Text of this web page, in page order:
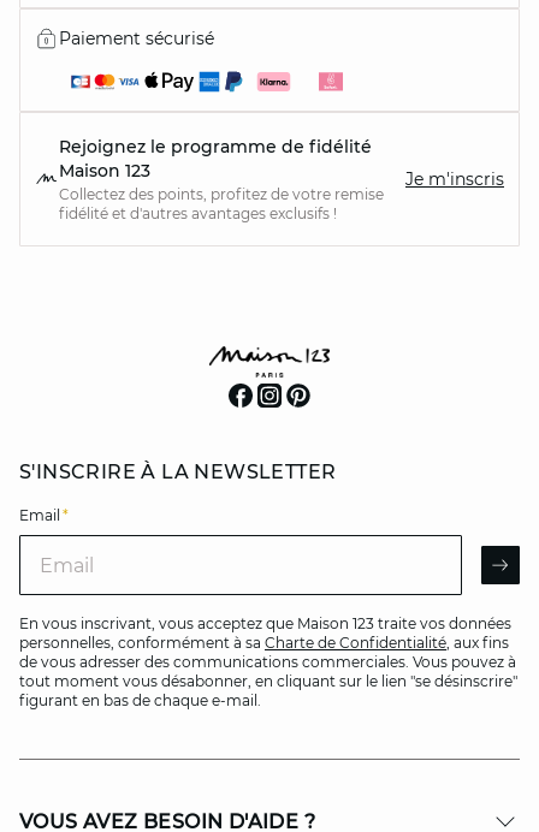
Paiement sécurisé
Rejoignez le programme de fidélité
Maison 123
Collectez des points, profitez de votre remise
fidélité et d'autres avantages exclusifs !
Je m'inscris
S'INSCRIRE À LA NEWSLETTER
Email *
En vous inscrivant, vous acceptez que Maison 123 traite vos données
personnelles, conformément à sa Charte de Confidentialité, aux fins
de vous adresser des communications commerciales. Vous pouvez à
tout moment vous désabonner, en cliquant sur le lien "se désinscrire"
figurant en bas de chaque e-mail.
VOUS AVEZ BESOIN D'AIDE ?